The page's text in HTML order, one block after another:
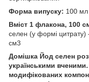
Форма випуску: 100 мл
Вміст 1 флакона, 100
селен (у формі
см3
Домішка Йод селен
українськими
модифікованих